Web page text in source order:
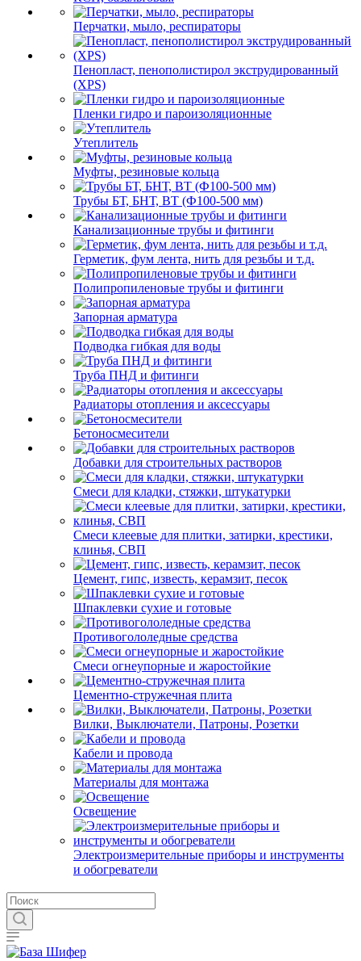
Перчатки, мыло, респираторы
Пенопласт, пенополистирол экструдированный
(XPS)
Пленки гидро и пароизоляционные
Утеплитель
Муфты, резиновые кольца
Трубы БТ, БНТ, ВТ (Ф100-500 мм)
Канализационные трубы и фитинги
Герметик, фум лента, нить для резьбы и т.д.
Полипропиленовые трубы и фитинги
Запорная арматура
Подводка гибкая для воды
Труба ПНД и фитинги
Радиаторы отопления и аксессуары
Бетоносмесители
Добавки для строительных растворов
Смеси для кладки, стяжки, штукатурки
Смеси клеевые для плитки, затирки, крестики,
клинья, СВП
Цемент, гипс, известь, керамзит, песок
Шпаклевки сухие и готовые
Противогололедные средства
Смеси огнеупорные и жаростойкие
Цементно-стружечная плита
Вилки, Выключатели, Патроны, Розетки
Кабели и провода
Материалы для монтажа
Освещение
Электроизмерительные приборы и инструменты
и обогреватели